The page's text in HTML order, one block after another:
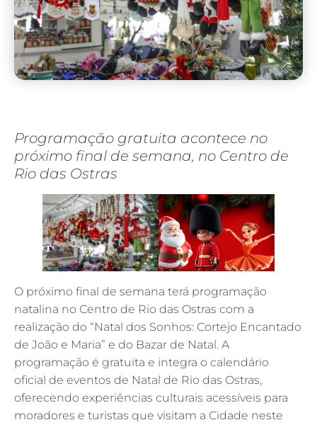
Programação gratuita acontece no
próximo final de semana, no Centro de
Rio das Ostras
O próximo final de semana terá programação
natalina no Centro de Rio das Ostras com a
realização do “Natal dos Sonhos: Cortejo Encantado
de João e Maria” e do Bazar de Natal. A
programação é gratuita e integra o calendário
oficial de eventos de Natal de Rio das Ostras,
oferecendo experiências culturais acessíveis para
moradores e turistas que visitam a Cidade neste